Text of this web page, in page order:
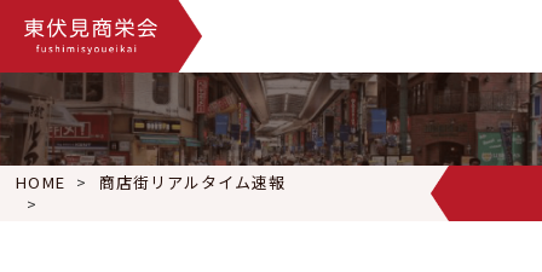
HOME
商店街リアルタイム速報
3月17日(木) 本日の酒舞はお休みです… 先代ニャンコのお墓参